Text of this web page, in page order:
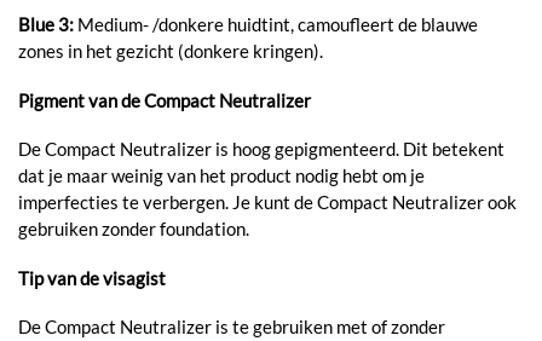
Blue 3: Medium- /donkere huidtint, camoufleert de blauwe
zones in het gezicht (donkere kringen).
Pigment van de Compact Neutralizer
De Compact Neutralizer is hoog gepigmenteerd. Dit betekent
dat je maar weinig van het product nodig hebt om je
imperfecties te verbergen. Je kunt de Compact Neutralizer ook
gebruiken zonder foundation.
Tip van de visagist
De Compact Neutralizer is te gebruiken met of zonder